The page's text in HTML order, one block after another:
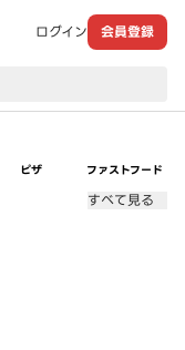
ログイン 会員登録
ピザ ファストフード
すべて見る